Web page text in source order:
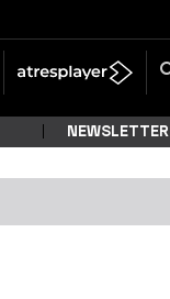
NEWSLETTER